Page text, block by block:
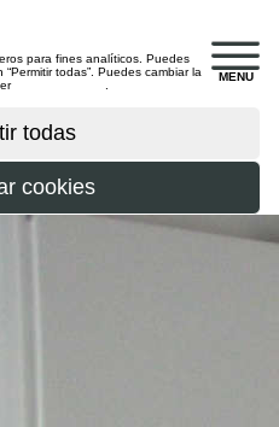
MENU
para fines analíticos. Puedes
todas”. Puedes cambiar la